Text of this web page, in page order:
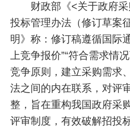
财政部《<关于政府
投标管理办法（修订草案
明》称：修订稿遵循国际
上竞争报价”“符合需求情
竞争原则，建立采购需求
法之间的内在联系，对评
整，旨在重构我国政府采
评审制度，有效破解招投